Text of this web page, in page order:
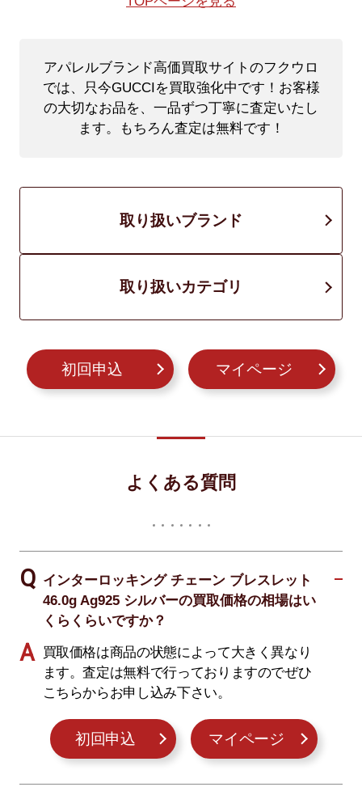
アパレルブランド高価買取サイトのフクウロ
では、只今GUCCIを買取強化中です！ お客様
の大切なお品を、一品ずつ丁寧に査定いたし
ます。もちろん査定は無料です！
取り扱いブランド
取り扱いカテゴリ
初回申込 マイページ
よくある質問
インターロッキング チェーン ブレスレット
46.0g Ag925 シルバーの買取価格の相場はい
くらくらいですか？
買取価格は商品の状態によって大きく異なり
ます。査定は無料で行っておりますのでぜひ
こちらからお申し込み下さい。
初回申込 マイページ